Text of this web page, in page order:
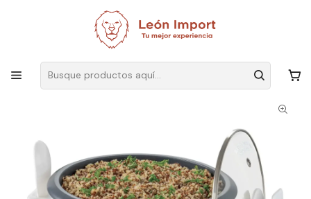
Envíos GRATIS
Cocina Electrodomésticos
Arrocera Oster 7 Tazas Diamond Force Ckstrcb7dfwht Blanco 50 Hz